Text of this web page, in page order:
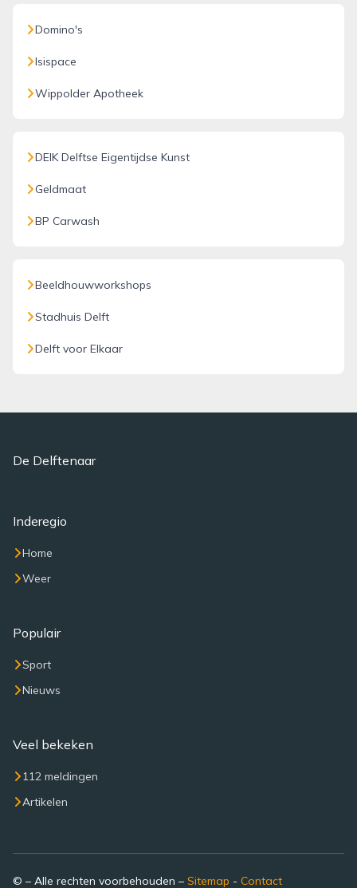
Domino's
Isispace
Wippolder Apotheek
DEIK Delftse Eigentijdse Kunst
Geldmaat
BP Carwash
Beeldhouwworkshops
Stadhuis Delft
Delft voor Elkaar
De Delftenaar
Inderegio
Home
Weer
Populair
Sport
Nieuws
Veel bekeken
112 meldingen
Artikelen
© – Alle rechten voorbehouden – Sitemap - Contact